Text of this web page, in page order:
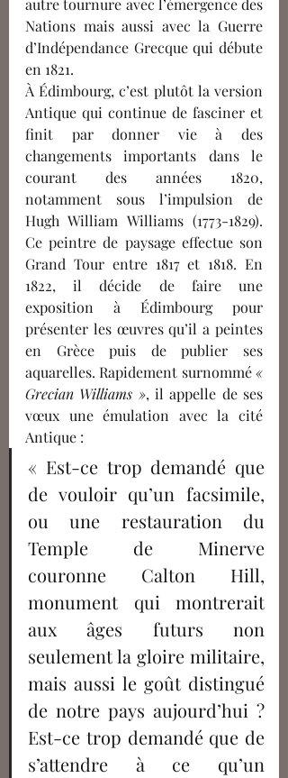
autre tournure avec l’émergence des
Nations mais aussi avec la Guerre
d’Indépendance Grecque qui débute
en 1821.
À Édimbourg, c’est plutôt la version
Antique qui continue de fasciner et
finit par donner vie à des
changements importants dans le
courant des années 1820,
notamment sous l’impulsion de
Hugh William Williams (1773-1829).
Ce peintre de paysage effectue son
Grand Tour entre 1817 et 1818. En
1822, il décide de faire une
exposition à Édimbourg pour
présenter les œuvres qu’il a peintes
en Grèce puis de publier ses
aquarelles. Rapidement surnommé «
Grecian Williams », il appelle de ses
vœux une émulation avec la cité
Antique :
« Est-ce trop demandé que
de vouloir qu’un facsimile,
ou une restauration du
Temple de Minerve
couronne Calton Hill,
monument qui montrerait
aux âges futurs non
seulement la gloire militaire,
mais aussi le goût distingué
de notre pays aujourd’hui ?
Est-ce trop demandé que de
s’attendre à ce qu’un